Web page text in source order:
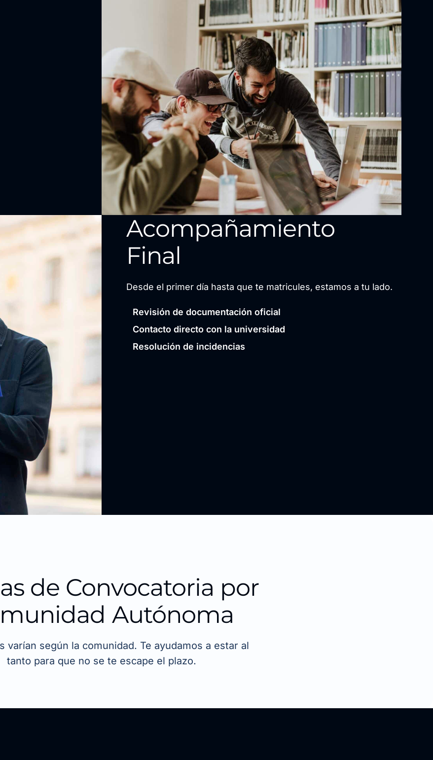
Acompañamiento
Final
Desde el primer día hasta que te matricules, estamos a tu lado.
Revisión de documentación oficial
Contacto directo con la universidad
Resolución de incidencias
de Convocatoria por
Autónoma
varían según la comunidad. Te ayudamos a estar al
tanto para que no se te escape el plazo.